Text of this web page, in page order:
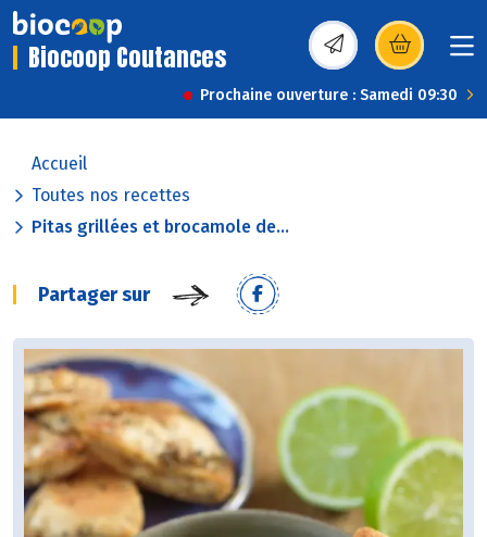
Biocoop Coutances (s’ouvre dans une
Prochaine ouverture : Samedi 09:30
Accueil
Toutes nos recettes
Pitas grillées et brocamole de...
Partager sur